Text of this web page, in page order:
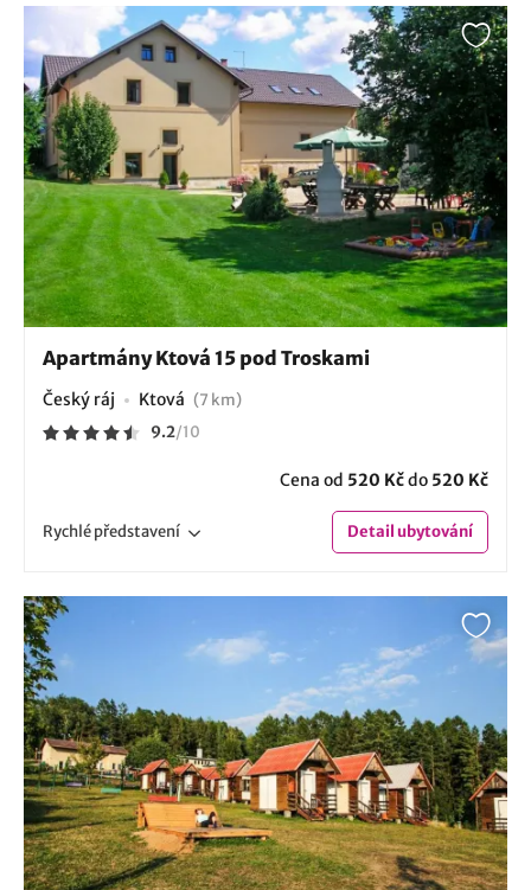
Apartmány Ktová 15 pod Troskami
Český ráj Ktová (7 km)
9.2/10
Cena od 520 Kčdo 520 Kč
Rychlépředstavení Detailubytování